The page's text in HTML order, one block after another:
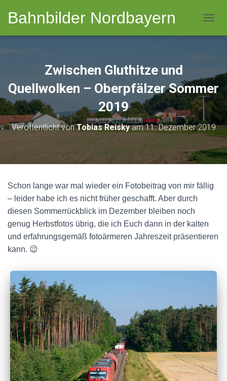
Bahnbilder Nordbayern
Zwischen Gluthitze und
Quellwolken – Oberpfälzer Sommer
2019
Veröffentlicht vonTobias Reiskyam11. Dezember 2019
Schon lange war mal wieder ein Fotobeitrag von mir fällig
– leider habe ich es nicht früher geschafft. Aber durch
diesen Sommerrückblick im Dezember bleiben noch
genug Herbstfotos übrig, die ich Euch dann in der kalten
und erfahrungsgemäß fotoärmeren Jahreszeit präsentieren
kann. 😉